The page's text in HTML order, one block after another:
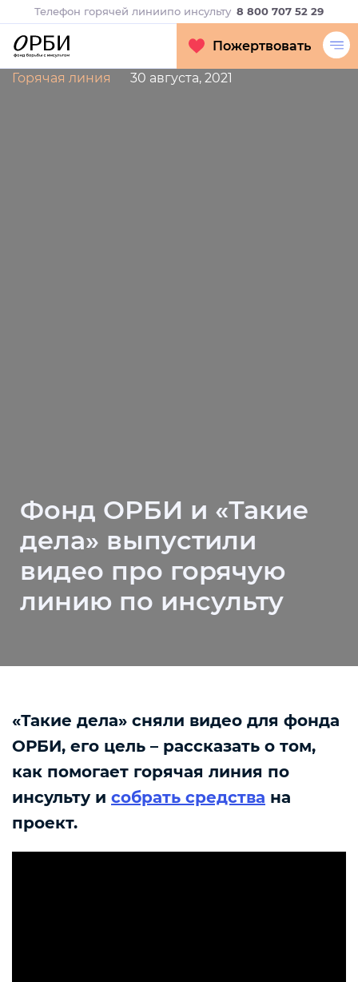
Телефон горячей линиипо инсульту 8 800 707 52 29
Пожертвовать
Горячая линия 30 августа, 2021
Фонд ОРБИ и «Такие
дела» выпустили
видео про горячую
линию по инсульту
«Такие дела» сняли видео для фонда
ОРБИ, его цель – рассказать о том,
как помогает горячая линия по
инсульту и собрать средства на
проект.